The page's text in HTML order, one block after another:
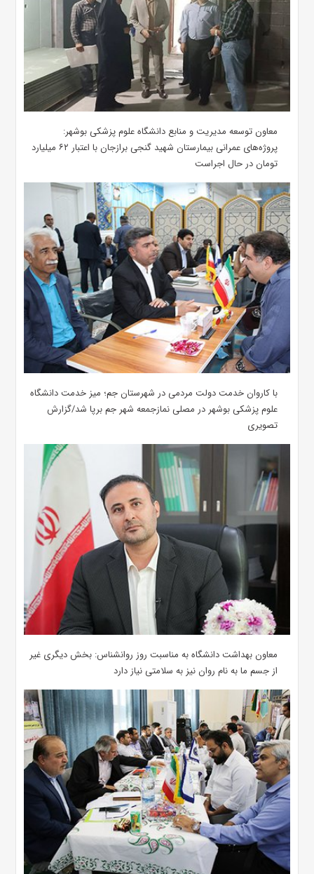
معاون توسعه مدیریت و منابع دانشگاه علوم پزشکی بوشهر:
پروژه‌های عمرانی بیمارستان شهید گنجی برازجان با اعتبار ۶۲ میلیارد
تومان در حال اجراست
با کاروان خدمت دولت مردمی در شهرستان جم؛ میز خدمت دانشگاه
علوم پزشکی بوشهر در مصلی نمازجمعه شهر جم برپا شد/گزارش
تصویری
معاون بهداشت دانشگاه به مناسبت روز روانشناس: بخش دیگری غیر
از جسم ما به نام روان نیز به سلامتی نیاز دارد